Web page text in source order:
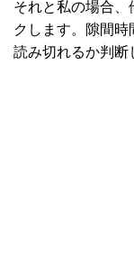
それと私の場合、
クします。隙間
読み切れるか判断